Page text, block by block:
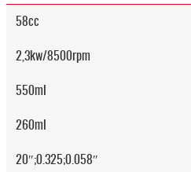
58cc
2,3kw/8500rpm
550ml
260ml
20″;0.325;0.058″